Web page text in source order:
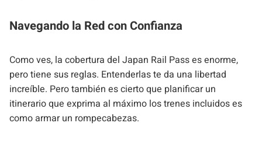
Navegando la Red con Confianza
Como ves, la cobertura del Japan Rail Pass es enorme,
pero tiene sus reglas. Entenderlas te da una libertad
increíble. Pero también es cierto que planificar un
itinerario que exprima al máximo los trenes incluidos es
como armar un rompecabezas.